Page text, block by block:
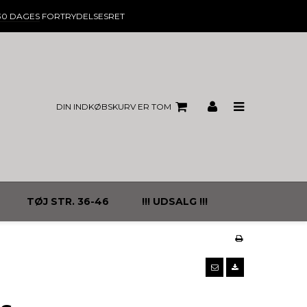
DAGESFORTRYDELSESRET
DIN INDKØBSKURV ER TOM
TØJ STR. 36-46 !!! UDSALG !!!